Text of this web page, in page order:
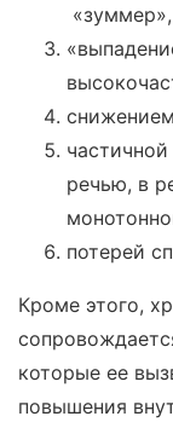
речью, в
потерей
Кроме этого,
которые ее
повышения